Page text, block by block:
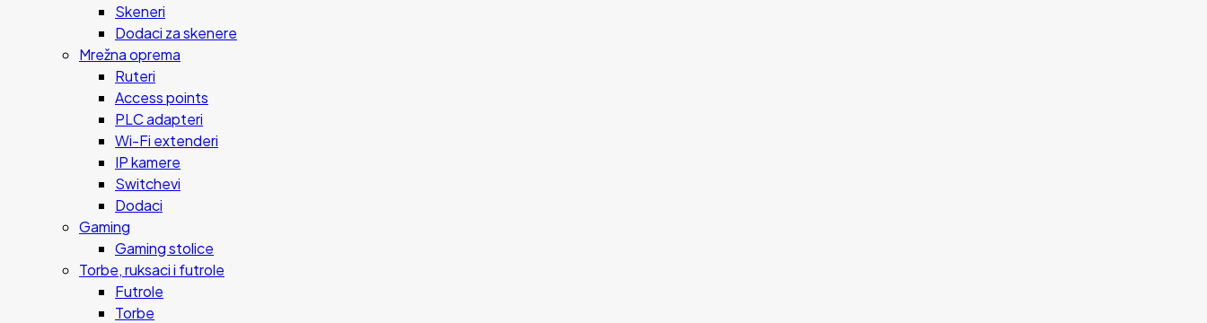
Skeneri
Dodaci za skenere
Mrežna oprema
Ruteri
Access points
PLC adapteri
Wi-Fi extenderi
IP kamere
Switchevi
Dodaci
Gaming
Gaming stolice
Torbe, ruksaci i futrole
Futrole
Torbe